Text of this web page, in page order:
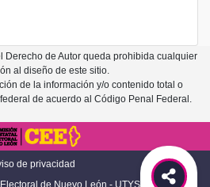
Derecho de Autor queda prohibida cualquier
al diseño de este sitio.
de la información y/o contenido total o
de acuerdo al Código Penal Federal.
de privacidad
de Nuevo León - UTYS